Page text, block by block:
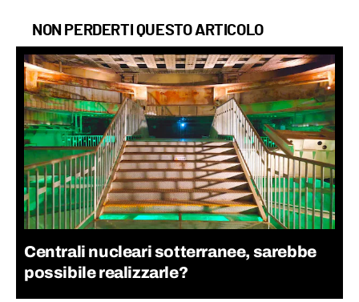
NON PERDERTI QUESTO ARTICOLO
Centrali nucleari sotterranee, sarebbe
possibile realizzarle?